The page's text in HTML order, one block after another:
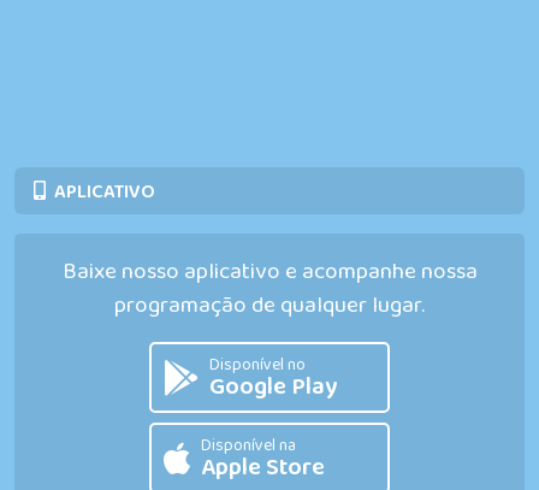
APLICATIVO
Baixe nosso aplicativo e acompanhe nossa
programação de qualquer lugar.
Disponível no
Google Play
Disponível na
Apple Store